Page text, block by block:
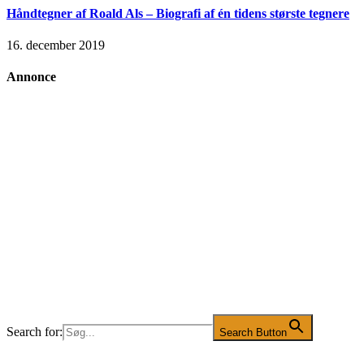
Håndtegner af Roald Als – Biografi af én tidens største tegnere
16. december 2019
Annonce
Search for: Search Button